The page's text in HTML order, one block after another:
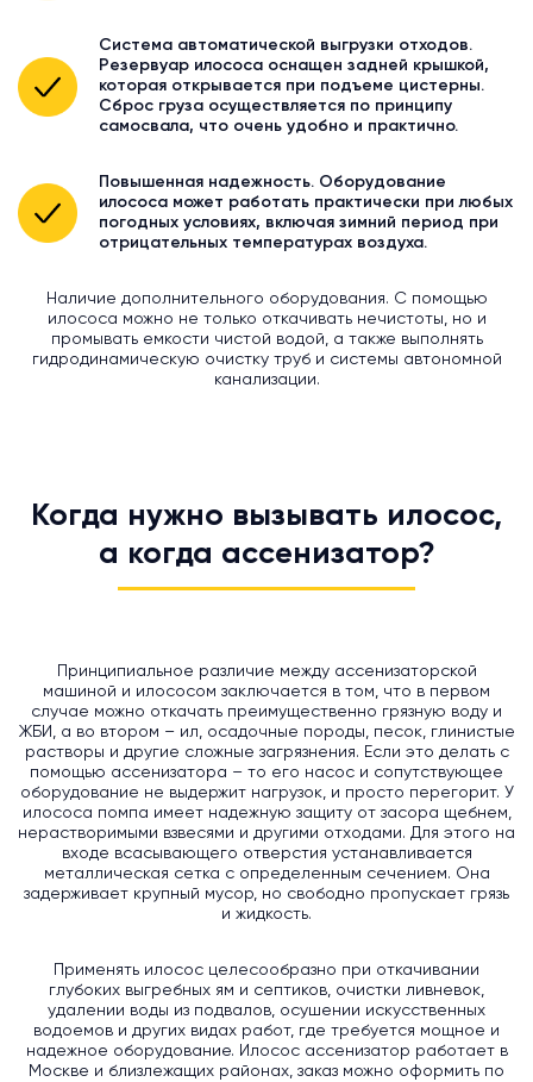
Система автоматической выгрузки отходов.
Резервуар илососа оснащен задней крышкой,
которая открывается при подъеме цистерны.
Сброс груза осуществляется по принципу
самосвала, что очень удобно и практично.
Повышенная надежность. Оборудование
илососа может работать практически при любых
погодных условиях, включая зимний период при
отрицательных температурах воздуха.
Наличие дополнительного оборудования. С помощью
илососа можно не только откачивать нечистоты, но и
промывать емкости чистой водой, а также выполнять
гидродинамическую очистку труб и системы автономной
канализации.
Когда нужно вызывать илосос,
а когда ассенизатор?
Принципиальное различие между ассенизаторской
машиной и илососом заключается в том, что в первом
случае можно откачать преимущественно грязную воду и
ЖБИ, а во втором – ил, осадочные породы, песок, глинистые
растворы и другие сложные загрязнения. Если это делать с
помощью ассенизатора – то его насос и сопутствующее
оборудование не выдержит нагрузок, и просто перегорит. У
илососа помпа имеет надежную защиту от засора щебнем,
нерастворимыми взвесями и другими отходами. Для этого на
входе всасывающего отверстия устанавливается
металлическая сетка с определенным сечением. Она
задерживает крупный мусор, но свободно пропускает грязь
и жидкость.
Применять илосос целесообразно при откачивании
глубоких выгребных ям и септиков, очистки ливневок,
удалении воды из подвалов, осушении искусственных
водоемов и других видах работ, где требуется мощное и
надежное оборудование. Илосос ассенизатор работает в
Москве и близлежащих районах, заказ можно оформить по